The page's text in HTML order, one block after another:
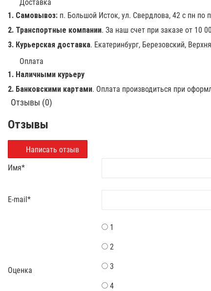
Доставка
1. Самовывоз: п. Большой Исток, ул. Свердлова, 42 с пн по
2. Транспортные компании. За наш счет при заказе от 10
3. Курьерская доставка. Екатеринбург, Березовский,
Оплата
1. Наличными курьеру
2. Банковскими картами. Оплата производиться при
Отзывы (0)
Отзывы
Написать отзыв
Имя*
E-mail *
Оценка
1
2
3
4